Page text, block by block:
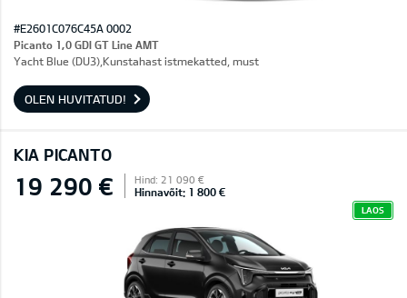
#E2601C076C45A 0002
Picanto 1,0 GDI GT Line AMT
Yacht Blue (DU3),Kunstahast istmekatted, must
OLEN HUVITATUD!
KIA PICANTO
19 290 € Hind: 21 090 €
Hinnavõit: 1 800 €
LAOS